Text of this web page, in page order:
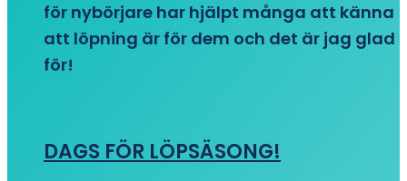
för nybörjare har hjälpt många att känna
att löpning är för dem och det är jag glad
för!
DAGS FÖR LÖPSÄSONG!